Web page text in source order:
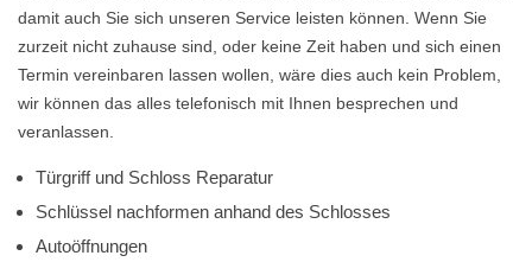
damit auch Sie sich unseren Service leisten können. Wenn Sie
zurzeit nicht zuhause sind, oder keine Zeit haben und sich einen
Termin vereinbaren lassen wollen, wäre dies auch kein Problem,
wir können das alles telefonisch mit Ihnen besprechen und
veranlassen.
Türgriff und Schloss Reparatur
Schlüssel nachformen anhand des Schlosses
Autoöffnungen